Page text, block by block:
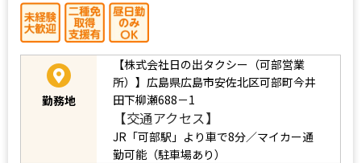
勤務地
【株式会社日の出タクシー（可部営業
所）】広島県広島市安佐北区可部町今井
田下柳瀬688－1
【交通アクセス】
JR「可部駅」より車で8分／マイカー通
勤可能（駐車場あり）